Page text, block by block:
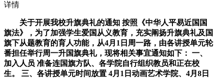
详情
关于开展我校升旗典礼的通知 按照《中华人平易近国国
旗法》，为了加强学生爱国从义教育，充实阐扬升旗典礼及国
旗下从题教育的育人功能，从4月1日周一路，由各讲授单元轮
番担任举行周一升国旗典礼，现将相关事宜通知如下： 一、
加入人员 准备连国旗方队、各学院自行组织教员和正在校
生。 三、各讲授单元时间放置 4月1日动画艺术学院、4月8日